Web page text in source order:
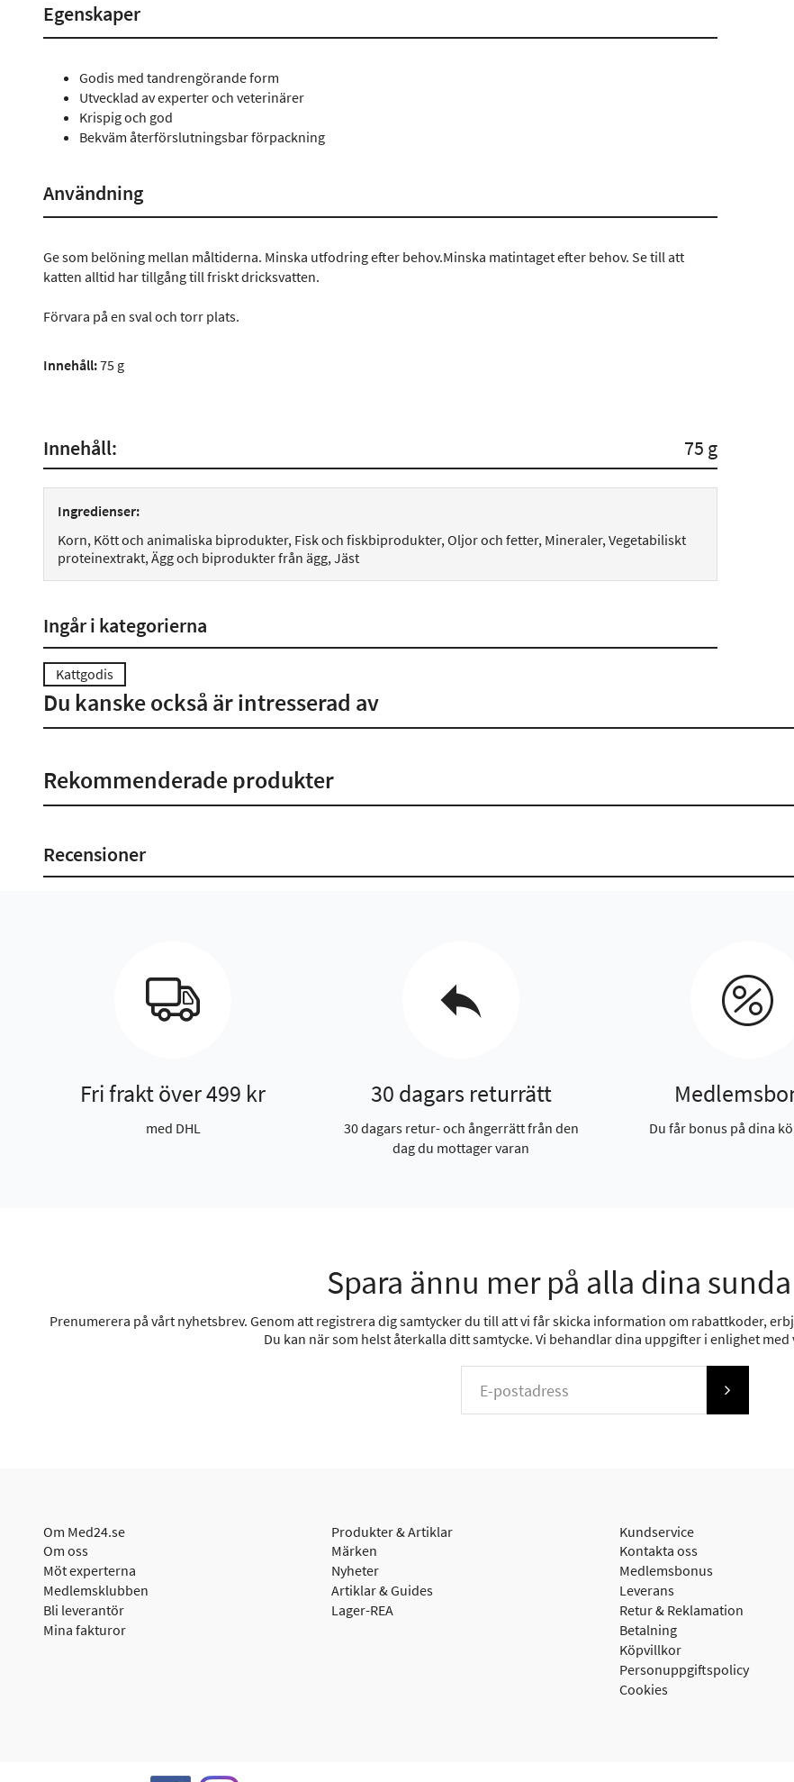
Egenskaper
Godis med tandrengörande form
Utvecklad av experter och veterinärer
Krispig och god
Bekväm återförslutningsbar förpackning
Användning
Ge som belöning mellan måltiderna. Minska utfodring efter behov.Minska matintaget efter behov. Se till att
katten alltid har tillgång till friskt dricksvatten.
Förvara på en sval och torr plats.
Innehåll:75 g
Innehåll: 75 g
Ingredienser:
Korn, Kött och animaliska biprodukter, Fisk och fiskbiprodukter, Oljor och fetter, Mineraler, Vegetabiliskt
proteinextrakt, Ägg och biprodukter från ägg, Jäst
Ingår i kategorierna
Kattgodis
Du kanske också är intresserad av
Rekommenderade produkter
Recensioner
Fri frakt över 499 kr
med DHL
30 dagars returrätt
30 dagars retur- och ångerrätt från den
dag du mottager varan
Du får bonus på dina
Spara ännu mer på alla dina
Prenumerera på vårt nyhetsbrev. Genom att registrera dig samtycker du till att vi får skicka information om rabattkoder,
Du kan när som helst återkalla ditt samtycke. Vi behandlar dina uppgifter i enlighet med
Om Med24.se
Om oss
Möt experterna
Medlemsklubben
Bli leverantör
Mina fakturor
Produkter & Artiklar
Märken
Nyheter
Artiklar & Guides
Lager-REA
Kundservice
Kontakta oss
Medlemsbonus
Leverans
Retur & Reklamation
Betalning
Köpvillkor
Personuppgiftspolicy
Cookies